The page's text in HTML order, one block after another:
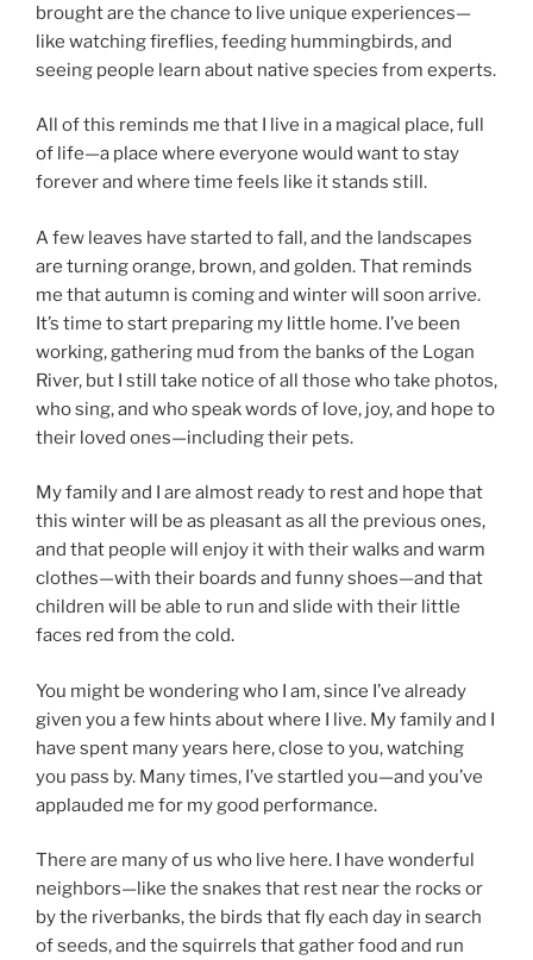
brought are the chance to live unique experiences—
like watching fireflies, feeding hummingbirds, and
seeing people learn about native species from experts.
All of this reminds me that I live in a magical place, full
of life—a place where everyone would want to stay
forever and where time feels like it stands still.
A few leaves have started to fall, and the landscapes
are turning orange, brown, and golden. That reminds
me that autumn is coming and winter will soon arrive.
It’s time to start preparing my little home. I’ve been
working, gathering mud from the banks of the Logan
River, but I still take notice of all those who take photos,
who sing, and who speak words of love, joy, and hope to
their loved ones—including their pets.
My family and I are almost ready to rest and hope that
this winter will be as pleasant as all the previous ones,
and that people will enjoy it with their walks and warm
clothes—with their boards and funny shoes—and that
children will be able to run and slide with their little
faces red from the cold.
You might be wondering who I am, since I’ve already
given you a few hints about where I live. My family and I
have spent many years here, close to you, watching
you pass by. Many times, I’ve startled you—and you’ve
applauded me for my good performance.
There are many of us who live here. I have wonderful
neighbors—like the snakes that rest near the rocks or
by the riverbanks, the birds that fly each day in search
of seeds, and the squirrels that gather food and run